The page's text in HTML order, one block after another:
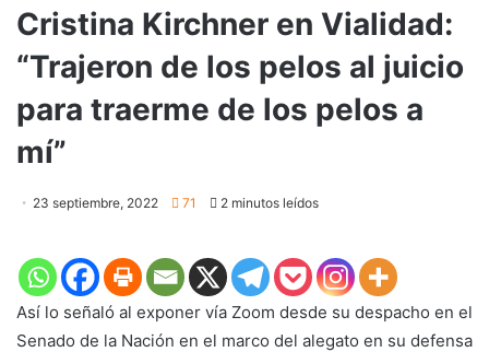
Cristina Kirchner en Vialidad:
“Trajeron de los pelos al juicio
para traerme de los pelos a
mí”
23 septiembre, 2022 71 2 minutos leídos
Así lo señaló al exponer vía Zoom desde su despacho en el
Senado de la Nación en el marco del alegato en su defensa